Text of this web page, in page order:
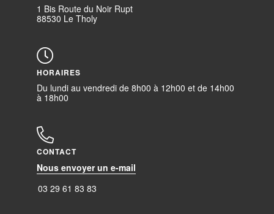
1 Bis Route du Noir Rupt
88530 Le Tholy
HORAIRES
Du lundi au vendredi de 8h00 à 12h00 et de 14h00
à 18h00
CONTACT
Nous envoyer un e-mail
03 29 61 83 83